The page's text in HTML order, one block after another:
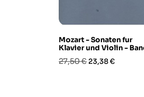
Mozart - Sonaten fur
Klavier und Violin -
Prezzo
27,50 € Prezzo
23,38 €